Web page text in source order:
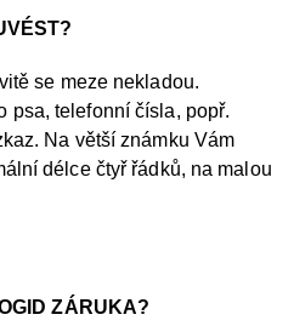
se meze nekladou.
psa, telefonní čísla, popř.
Na větší známku Vám
délce čtyř řádků, na malou
ZÁRUKA?